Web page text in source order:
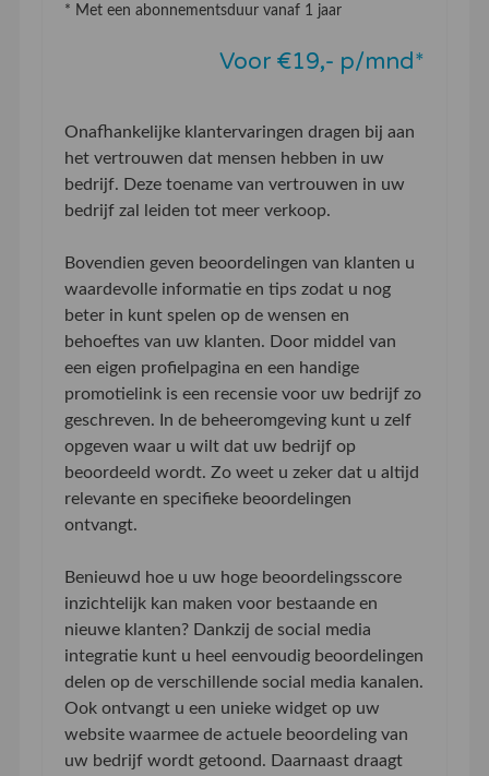
* Met een abonnementsduur vanaf 1 jaar
Voor €19,- p/mnd*
Onafhankelijke klantervaringen dragen bij aan
het vertrouwen dat mensen hebben in uw
bedrijf. Deze toename van vertrouwen in uw
bedrijf zal leiden tot meer verkoop.
Bovendien geven beoordelingen van klanten u
waardevolle informatie en tips zodat u nog
beter in kunt spelen op de wensen en
behoeftes van uw klanten. Door middel van
een eigen profielpagina en een handige
promotielink is een recensie voor uw bedrijf zo
geschreven. In de beheeromgeving kunt u zelf
opgeven waar u wilt dat uw bedrijf op
beoordeeld wordt. Zo weet u zeker dat u altijd
relevante en specifieke beoordelingen
ontvangt.
Benieuwd hoe u uw hoge beoordelingsscore
inzichtelijk kan maken voor bestaande en
nieuwe klanten? Dankzij de social media
integratie kunt u heel eenvoudig beoordelingen
delen op de verschillende social media kanalen.
Ook ontvangt u een unieke widget op uw
website waarmee de actuele beoordeling van
uw bedrijf wordt getoond. Daarnaast draagt